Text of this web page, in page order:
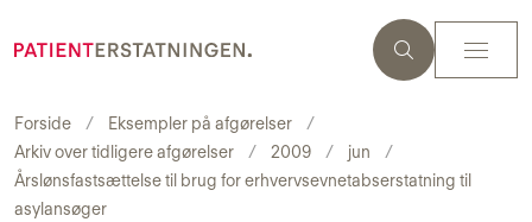
Forside
Eksempler på afgørelser
Arkiv over tidligere afgørelser
2009
jun
Årslønsfastsættelse til brug for erhvervsevnetabserstatning til
asylansøger